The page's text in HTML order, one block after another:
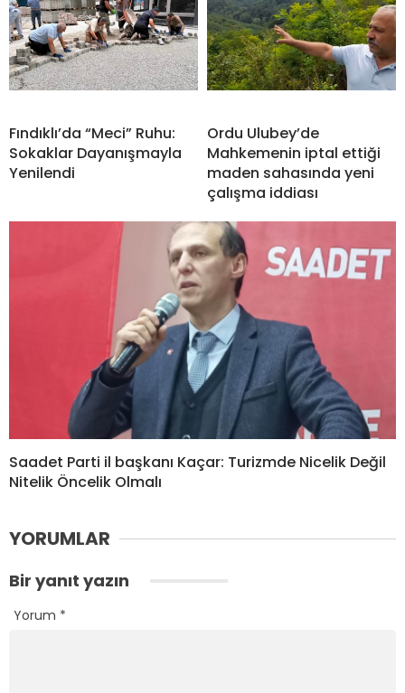
Fındıklı’da “Meci” Ruhu:
Sokaklar Dayanışmayla
Yenilendi
Ordu Ulubey’de
Mahkemenin iptal ettiği
maden sahasında yeni
çalışma iddiası
Saadet Parti il başkanı Kaçar: Turizmde Nicelik Değil
Nitelik Öncelik Olmalı
YORUMLAR
Bir yanıt yazın
Yorum *